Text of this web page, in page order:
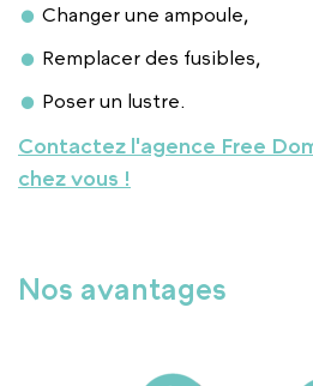
Changer une ampoule,
Remplacer des fusibles,
Poser un lustre.
Contactez l'agence Free
chez vous !
Nos avantages